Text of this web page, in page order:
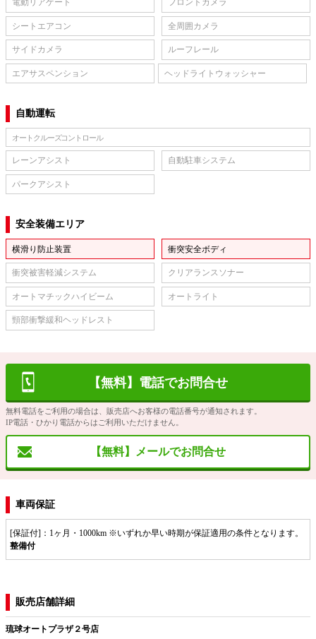
電動リアゲート フロントカメラ
シートエアコン 全周囲カメラ
サイドカメラ ルーフレール
エアサスペンション ヘッドライトウォッシャー
自動運転
オートクルーズコントロール
レーンアシスト 自動駐車システム
パークアシスト
安全装備エリア
横滑り防止装置 衝突安全ボディ
衝突被害軽減システム クリアランスソナー
オートマチックハイビーム オートライト
頸部衝撃緩和ヘッドレスト
【無料】電話でお問合せ
無料電話をご利用の場合は、販売店へお客様の電話番号が通知されます。
IP電話・ひかり電話からはご利用いただけません。
【無料】メールでお問合せ
車両保証
[保証付]：1ヶ月・1000km ※いずれか早い時期が保証適用の条件となります。
整備付
販売店舗詳細
琉球オートプラザ２号店